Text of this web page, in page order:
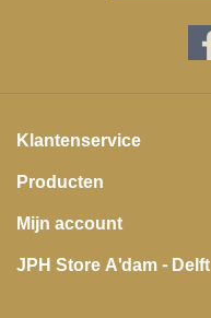
Klantenservice
Producten
Mijn account
JPH Store A'dam - Delft